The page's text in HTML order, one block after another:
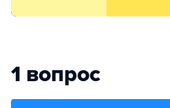
1 вопрос